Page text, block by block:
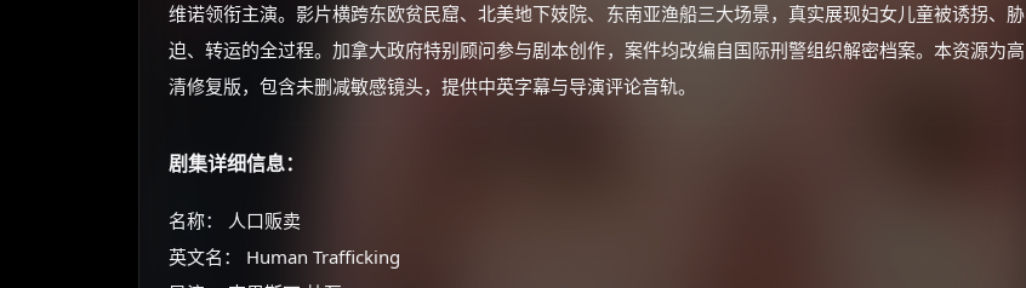
维诺领衔主演。影片横跨东欧贫民窟、北美地下妓院、东南亚渔船三大场景，真实展现妇女儿童被诱拐、胁
迫、转运的全过程。加拿大政府特别顾问参与剧本创作，案件均改编自国际刑警组织解密档案。本资源为高
清修复版，包含未删减敏感镜头，提供中英字幕与导演评论音轨。
剧集详细信息：
名称： 人口贩卖
英文名： Human Trafficking